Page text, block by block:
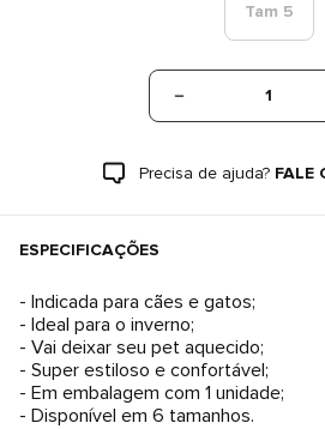
Tam 5
1
Precisa de ajuda? FALE
ESPECIFICAÇÕES
- Indicada para cães e gatos;
- Ideal para o inverno;
- Vai deixar seu pet aquecido;
- Super estiloso e confortável;
- Em embalagem com 1 unidade;
- Disponível em 6 tamanhos.